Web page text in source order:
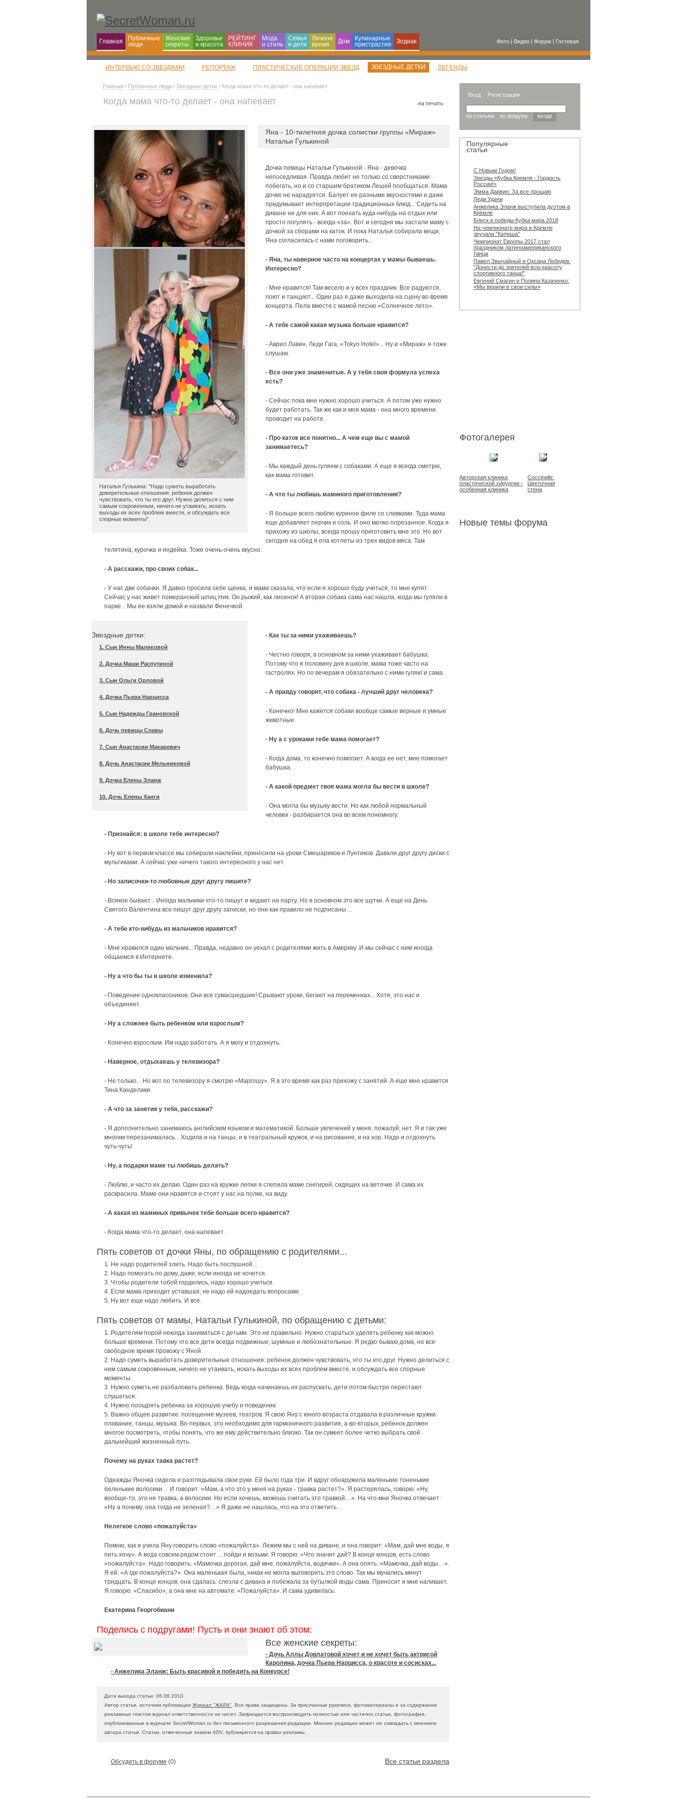
Главная
Публичные
люди
Женские
секреты
Здоровье
и красота
РЕЙТИНГ
КЛИНИК
Мода
и cтиль
Семья
и дети
Личное
время
Дом
Кулинарные
пристрастия
Зодиак Фото | Видео | Форум | Гостевая
ИНТЕРВЬЮ СО ЗВЕЗДАМИ РЕПОРТАЖ ПЛАСТИЧЕСКИЕ ОПЕРАЦИИ ЗВЕЗД ЗВЕЗДНЫЕ ДЕТКИ ЛЕГЕНДЫ
Главная / Публичные люди / Звездные детки / Когда мама что-то делает - она напевает
Когда мама что-то делает - она напевает на печать
Наталья Гулькина: "Надо суметь выработать
доверительные отношения: ребенок должен
чувствовать, что ты его друг. Нужно делиться с ним
самым сокровенным, ничего не утаивать, искать
выходы их всех проблем вместе, и обсуждать все
спорные моменты".
Яна - 10-тилетняя дочка солистки группы «Мираж»
Натальи Гулькиной
Дочка певицы Натальи Гулькиной - Яна - девочка
непоседливая. Правда любит не только со сверстниками
побегать, но и со старшим братиком Лешей пообщаться. Мама
дочке не нарадуется. Балует ее разными вкусностями и даже
придумывает интерпретации традиционных блюд... Сидеть на
диване не для них. А вот поехать куда-нибудь на отдых или
просто погулять - всегда «за». Вот и сегодня мы застали маму с
дочкой за сборами на каток. И пока Наталья собирала вещи,
Яна согласилась с нами поговорить...
- Яна, ты наверное часто на концертах у мамы бываешь.
Интересно?
- Мне нравится! Там весело и у всех праздник. Все радуются,
поют и танцуют... Один раз я даже выходила на сцену во время
концерта. Пела вместе с мамой песню «Солнечное лето».
- А тебе самой какая музыка больше нравится?
- Аврил Лавин, Леди Гага, «Tokyo Hotel»... Ну и «Мираж» я тоже
слушаю.
- Все они уже знаменитые. А у тебя своя формула успеха
есть?
- Сейчас пока мне нужно хорошо учиться. А потом уже нужно
будет работать. Так же как и моя мама - она много времени
проводит на работе.
- Про каток все понятно... А чем еще вы с мамой
занимаетесь?
- Мы каждый день гуляем с собаками. А еще я всегда смотрю,
как мама готовит.
- А что ты любишь маминого приготовления?
- Я больше всего люблю куриное филе со сливками. Туда мама
еще добавляет перчик и соль. И оно мелко порезанное. Когда я
прихожу из школы, всегда прошу приготовить мне это. Но вот
сегодня на обед я ела котлеты из трех видов мяса. Там
телятина, курочка и индейка. Тоже очень-очень вкусно.
- А расскажи, про своих собак...
- У нас две собачки. Я давно просила себе щенка, и мама сказала, что если я хорошо буду учиться, то мне купят.
Сейчас у нас живет померанский шпиц Ник. Он рыжий, как лисенок! А вторая собака сама нас нашла, когда мы гуляли в
парке... Мы ее взяли домой и назвали Фенечкой.
Звездные детки:
1. Сын Инны Маликовой
2. Дочка Маши Распутиной
3. Сын Ольги Орловой
4. Дочка Пьера Нарцисса
5. Сын Надежды Грановской
6. Дочь певицы Славы
7. Сын Анастасии Макаревич
8. Дочь Анастасии Мельниковой
9. Дочка Елены Эланж
10. Дочь Елены Ханги
- Как ты за ними ухаживаешь?
- Честно говоря, в основном за ними ухаживает бабушка.
Потому что я половину дня в школе, мама тоже часто на
гастролях. Но по вечерам я обязательно с ними гуляю и сама.
- А правду говорят, что собака - лучший друг человека?
- Конечно! Мне кажется собаки вообще самые верные и умные
животные.
- Ну а с уроками тебе мама помогает?
- Когда дома, то конечно помогает. А когда ее нет, мне помогает
бабушка.
- А какой предмет твоя мама могла бы вести в школе?
- Она могла бы музыку вести. Но как любой нормальный
человек - разбирается она во всем понемногу.
- Признайся: в школе тебе интересно?
- Ну вот в первом классе мы собирали наклейки, приносили на уроки Смешариков и Лунтиков. Давали друг другу диски с
мультиками. А сейчас уже ничего такого интересного у нас нет.
- Но записочки-то любовные друг другу пишите?
- Всякое бывает... Иногда мальчики что-то пишут и кидают на парту. Но в основном это все шутки. А еще на День
Святого Валентина все пишут друг другу записки, но они как правило не подписаны…
- А тебе кто-нибудь из мальчиков нравится?
- Мне нравился один мальчик... Правда, недавно он уехал с родителями жить в Америку. И мы сейчас с ним иногда
общаемся в Интернете.
- Ну а что бы ты в школе изменила?
- Поведение одноклассников. Они все сумасшедшие! Срывают уроки, бегают на переменках... Хотя, это нас и
объединяет.
- Ну а сложнее быть ребенком или взрослым?
- Конечно взрослым. Им надо работать. А я могу и отдохнуть.
- Наверное, отдыхаешь у телевизора?
- Не только... Но вот по телевизору я смотрю «Маргошу». Я в это время как раз прихожу с занятий. А еще мне нравится
Тина Канделаки.
- А что за занятия у тебя, расскажи?
- Я дополнительно занимаюсь английским языком и математикой. Больше увлечений у меня, пожалуй, нет. Я и так уже
многим перезанималась... Ходила и на танцы, и в театральный кружок, и на рисование, и на хор. Надо и отдохнуть
чуть-чуть!
- Ну, а подарки маме ты любишь делать?
- Люблю, и часто их делаю. Один раз на кружке лепки я слепила маме снегирей, сидящих на веточке. И сама их
раскрасила. Маме они нравятся и стоят у нас на полке, на виду.
- А какая из маминых привычек тебе больше всего нравится?
- Когда мама что-то делает, она напевает.
Пять советов от дочки Яны, по обращению с родителями...
1. Не надо родителей злить. Надо быть послушной...
2. Надо помогать по дому, даже, если иногда не хочется.
3. Чтобы родители тобой гордились, надо хорошо учиться.
4. Если мама приходит уставшая, не надо ей надоедать вопросами.
5. Ну вот еще надо любить. И все.
Пять советов от мамы, Натальи Гулькиной, по обращению с детьми:
1. Родителям порой некогда заниматься с детьми. Это не правильно. Нужно стараться уделять ребенку как можно
больше времени. Потому что все дети всегда подвижные, шумные и любознательные. Я редко бываю дома, но все
свободное время провожу с Яной.
2. Надо суметь выработать доверительные отношения: ребенок должен чувствовать, что ты его друг. Нужно делиться с
ним самым сокровенным, ничего не утаивать, искать выходы их всех проблем вместе, и обсуждать все спорные
моменты.
3. Нужно суметь не разбаловать ребенка. Ведь когда начинаешь их распускать, дети потом быстро перестают
слушаться.
4. Нужно поощрять ребенка за хорошую учебу и поведение.
5. Важно общее развитие: посещение музеев, театров. Я свою Яну с юного возраста отдавала в различные кружки:
плавание, танцы, музыка. Во-первых, это необходимо для гармоничного развития, а во-вторых, ребенок должен
многое посмотреть, чтобы понять, что же ему действительно близко. Так он сумеет более четко выбрать свой
дальнейший жизненный путь.
Почему на руках тавка растет?
Однажды Яночка сидела и разглядывала свои руки. Ей было года три. И вдруг обнаружила маленькие тоненькие
беленькие волосики… И говорит: «Мам, а что это у меня на руках - травка растет?». Я растерялась, говорю: «Ну,
вообще-то, это не травка, а волосики. Но если хочешь, можешь считать это травкой…». На что мне Яночка отвечает:
«Ну а почему, она тогда не зеленая?…» Я даже не нашлась, что на это ответить…
Нелегкое слово «пожалуйста»
Помню, как я учила Яну говорить слово «пожалуйста». Лежим мы с ней на диване, и она говорит: «Мам, дай мне воды, я
пить хочу». А вода совсем рядом стоит… пойди и возьми. Я говорю: «Что значит дай? В конце концов, есть слово
«пожалуйста». Надо говорить: «Мамочка дорогая, дай мне, пожалуйста, водички». А она опять: «Мамочка, дай воды…».
Я ей: «А где пожалуйста?». Она маленькая была, никак не могла выговорить это слово. Так мы мучались минут
тридцать. В конце концов, она сдалась: слезла с дивана и побежала за бутылкой воды сама. Приносит и мне наливает.
Я говорю: «Спасибо», а она мне на автомате: «Пожалуйста». И сама удивилась.
Екатерина Георгобиани
Поделись с подругами! Пусть и они знают об этом:
Все женские секреты:
- Дочь Аллы Довлатовой хочет и не хочет быть актрисой
Каролина, дочка Пьера Нарцисса, о красоте и сосисках...
- Анжелика Эланж: Быть красивой и победить на Конкурсе!
Дата выхода статьи: 06.08.2010.
Автор статьи, источник публикации Журнал "ЖАРА" . Все права защищены. За присланные рукописи, фотоматериалы и за содержание
рекламных текстов журнал ответственности не несет. Запрещается воспроизводить полностью или частично статьи, фотографии,
опубликованные в журнале SecretWoman.ru без письменного разрешения редакции. Мнение редакции может не совпадать с мнением
автора статьи. Статьи, отмеченные знаком ADV, публикуются на правах рекламы.
Обсудить в форуме (0) Все статьи раздела
Вход Регистрация
по статьям по форуму везде
Популярные
статьи
С Новым Годом!
Звезды «Кубка Кремля - Гордость
России!»
Эмма Дарвин: За все прощаю
Леди Удачи
Анжелика Эланж выступила дуэтом в
Кремле
Блеск и победы Кубка мира 2018
На чемпионате мира в Кремле
звучала "Катюша"
Чемпионат Европы 2017 стал
праздником латиноамериканского
танца
Павел Звычайный и Оксана Лебедев:
"Донести до зрителей всю красоту
спортивного танца!"
Евгений Смагин и Полина Казаченко:
«Мы верили в свои силы»
Фотогалерея
Авторская клиника
пластической хирургии -
особенная клиника
Coccinelle:
Цветочная
стена
Новые темы форума